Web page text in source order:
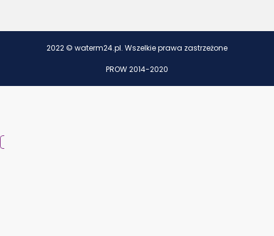
2022 © waterm24.pl. Wszelkie prawa zastrzeżone
PROW 2014-2020